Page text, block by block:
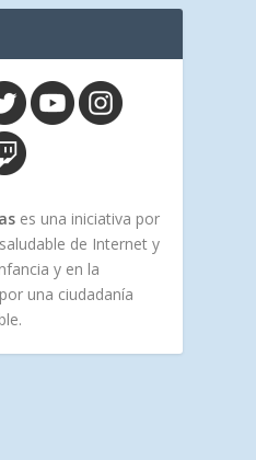
es una iniciativa por
de Internet y
y en la
una ciudadanía